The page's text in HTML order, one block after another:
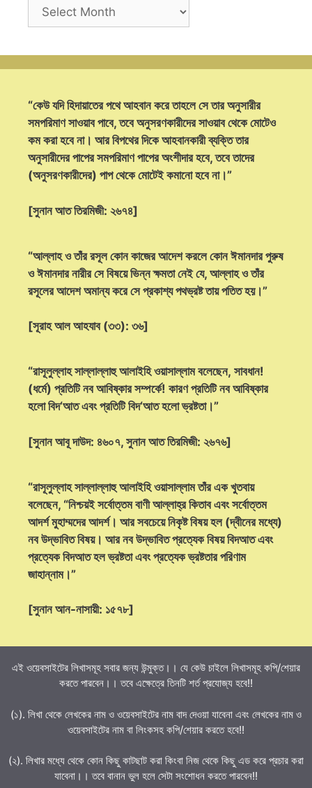
Archives
“কেউ যদি হিদায়াতের পথে আহবান করে তাহলে সে তার অনুসারীর
সমপরিমাণ সাওয়াব পাবে, তবে অনুসরণকারীদের সাওয়াব থেকে মোটেও
কম করা হবে না। আর বিপথের দিকে আহবানকারী ব্যক্তি তার
অনুসারীদের পাপের সমপরিমাণ পাপের অংশীদার হবে, তবে তাদের
(অনুসরণকারীদের) পাপ থেকে মোটেই কমানো হবে না।”
[সুনান আত তিরমিজী: ২৬৭৪]
“আল্লাহ ও তাঁর রসূল কোন কাজের আদেশ করলে কোন ঈমানদার পুরুষ
ও ঈমানদার নারীর সে বিষয়ে ভিন্ন ক্ষমতা নেই যে, আল্লাহ ও তাঁর
রসূলের আদেশ অমান্য করে সে প্রকাশ্য পথভ্রষ্ট তায় পতিত হয়।”
[সূরাহ আল আহযাব (৩৩): ৩৬]
“রাসূলুল্লাহ সাল্লাল্লাহু আলাইহি ওয়াসাল্লাম বলেছেন, সাবধান!
(ধর্মে) প্রতিটি নব আবিষ্কার সম্পর্কে! কারণ প্রতিটি নব আবিষ্কার
হলো বিদ‘আত এবং প্রতিটি বিদ‘আত হলো ভ্রষ্টতা।”
[সুনান আবূ দাউদ: ৪৬০৭, সুনান আত তিরমিজী: ২৬৭৬]
“রাসূলুল্লাহ সাল্লাল্লাহু আলাইহি ওয়াসাল্লাম তাঁর এক খুতবায়
বলেছেন, “নিশ্চয়ই সর্বোত্তম বাণী আল্লাহ্‌র কিতাব এবং সর্বোত্তম
আদর্শ মুহাম্মদের আদর্শ। আর সবচেয়ে নিকৃষ্ট বিষয় হল (দ্বীনের মধ্যে)
নব উদ্ভাবিত বিষয়। আর নব উদ্ভাবিত প্রত্যেক বিষয় বিদআত এবং
প্রত্যেক বিদআত হল ভ্রষ্টতা এবং প্রত্যেক ভ্রষ্টতার পরিণাম
জাহান্নাম।”
[সুনান আন-নাসায়ী: ১৫৭৮]
এই ওয়েবসাইটের লিখাসমূহ সবার জন্য উন্মুক্ত।। যে কেউ চাইলে লিখাসমূহ কপি/শেয়ার
করতে পারবেন।। তবে এক্ষেত্রে তিনটি শর্ত প্রযোজ্য হবে!!
(১). লিখা থেকে লেখকের নাম ও ওয়েবসাইটের নাম বাদ দেওয়া যাবেনা এবং লেখকের নাম ও
ওয়েবসাইটের নাম বা লিংকসহ কপি/শেয়ার করতে হবে!!
(২). লিখার মধ্যে থেকে কোন কিছু কাটছাট করা কিংবা নিজ থেকে কিছু এড করে প্রচার করা
যাবেনা।। তবে বানান ভুল হলে সেটা সংশোধন করতে পারবেন!!